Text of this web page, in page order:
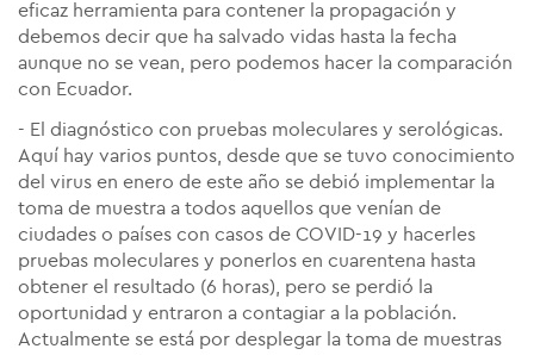
eficaz herramienta para contener la propagación y
debemos decir que ha salvado vidas hasta la fecha
aunque no se vean, pero podemos hacer la comparación
con Ecuador.
- El diagnóstico con pruebas moleculares y serológicas.
Aquí hay varios puntos, desde que se tuvo conocimiento
del virus en enero de este año se debió implementar la
toma de muestra a todos aquellos que venían de
ciudades o países con casos de COVID-19 y hacerles
pruebas moleculares y ponerlos en cuarentena hasta
obtener el resultado (6 horas), pero se perdió la
oportunidad y entraron a contagiar a la población.
Actualmente se está por desplegar la toma de muestras